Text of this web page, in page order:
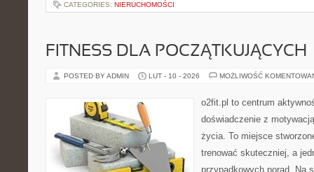
CATEGORIES: NIERUCHOMOŚCI
FITNESS DLA POCZĄTKUJĄCYCH
POSTED BY ADMIN LUT - 10 - 2026 MOŻLIWOŚĆ
o2fit.pl to centrum
doświadczenie z
życia. To miejsce
trenować skuteczniej, a
przypadkowych porad. Na